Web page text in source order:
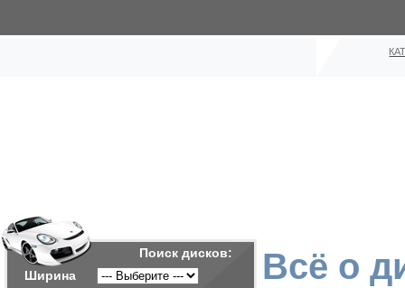
Поиск дисков:
Ширина
Всё о